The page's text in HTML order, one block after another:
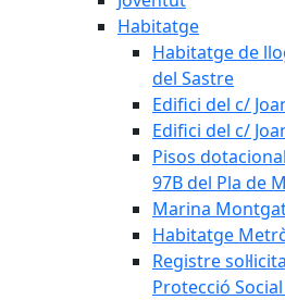
Habitatge
Habitatge de
del Sastre
Edifici del c/
Edifici del c/
Pisos
97B del Pla de
Marina
Habitatge
Registre
Protecció